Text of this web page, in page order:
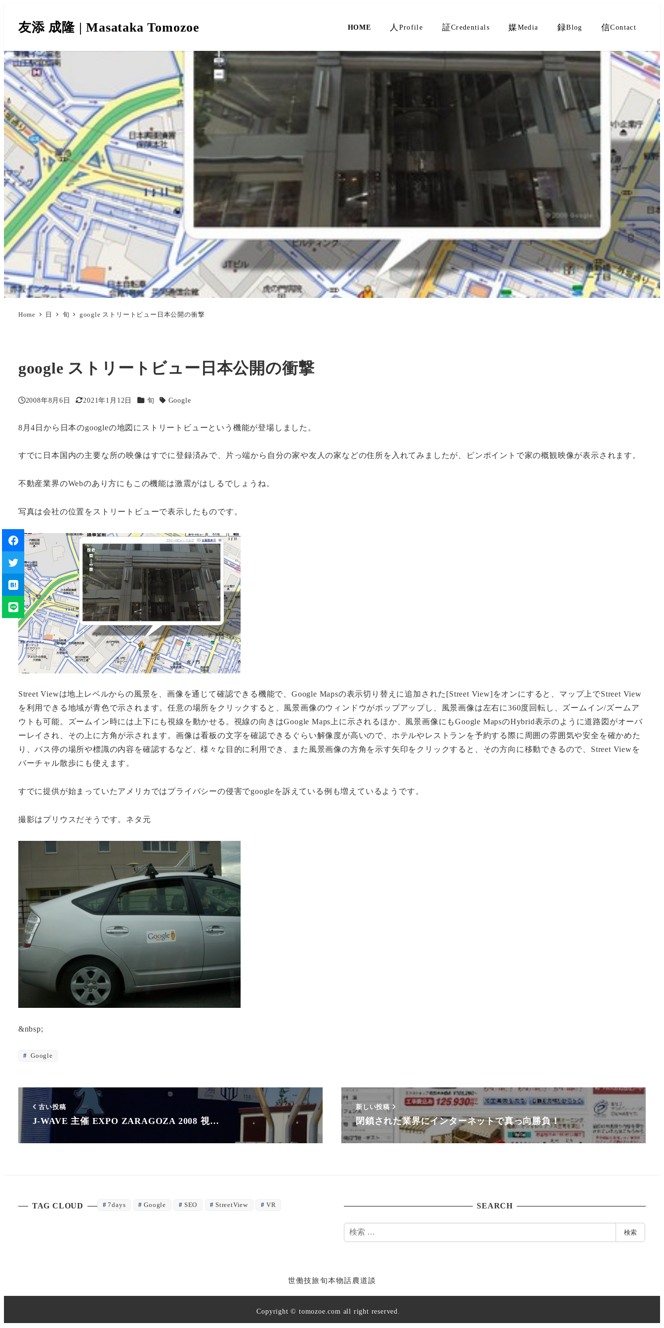
友添 成隆 | Masataka Tomozoe HOME 人 Profile 証Credentials 媒Media 録Blog 信Contact
Home 日 旬 google ストリートビュー日本公開の衝撃
google ストリートビュー日本公開の衝撃
投稿日
2008年8月6日
更新日
2021年1月12日 カテゴリー
旬
タグ
Google
8月4日から日本のgoogleの地図にストリートビューという機能が登場しました。
すでに日本国内の主要な所の映像はすでに登録済みで、片っ端から自分の家や友人の家などの住所を入れてみましたが、ピンポイントで家の概観映像が表示されます。
不動産業界のWebのあり方にもこの機能は激震がはしるでしょうね。
写真は会社の位置をストリートビューで表示したものです。
Street Viewは地上レベルからの風景を、画像を通じて確認できる機能で、Google Mapsの表示切り替えに追加された[Street View]をオンにすると、マップ上でStreet View
を利用できる地域が青色で示されます。任意の場所をクリックすると、風景画像のウィンドウがポップアップし、風景画像は左右に360度回転し、ズームイン/ズームア
ウトも可能。ズームイン時には上下にも視線を動かせる。視線の向きはGoogle Maps上に示されるほか、風景画像にもGoogle MapsのHybrid表示のように道路図がオーバ
ーレイされ、その上に方角が示されます。画像は看板の文字を確認できるぐらい解像度が高いので、ホテルやレストランを予約する際に周囲の雰囲気や安全を確かめた
り、バス停の場所や標識の内容を確認するなど、様々な目的に利用でき、また風景画像の方角を示す矢印をクリックすると、その方向に移動できるので、Street Viewを
バーチャル散歩にも使えます。
すでに提供が始まっていたアメリカではプライバシーの侵害でgoogleを訴えている例も増えているようです。
撮影はプリウスだそうです。ネタ元
&nbsp;
Google
古い投稿
J-WAVE 主催 EXPO ZARAGOZA 2008 視…
新しい投稿
閉鎖された業界にインターネットで真っ向勝負！
TAG CLOUD 7days Google SEO StreetView VR SEARCH
検
索
検索
世働技旅旬本物話農道談
Copyright © tomozoe.com all right reserved.